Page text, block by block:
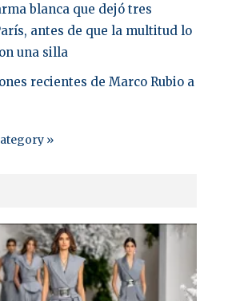
blanca que dejó tres
antes de que la multitud lo
una silla
recientes de Marco Rubio a
»